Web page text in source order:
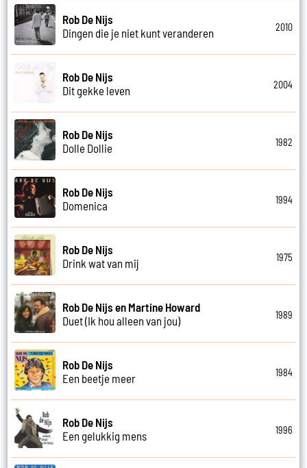
Rob De Nijs
Dingen die je niet kunt veranderen
2010
Rob De Nijs
Dit gekke leven
2004
Rob De Nijs
Dolle Dollie
1982
Rob De Nijs
Domenica
1994
Rob De Nijs
Drink wat van mij
1975
Rob De Nijs en Martine Howard
Duet (Ik hou alleen van jou)
1989
Rob De Nijs
Een beetje meer
1984
Rob De Nijs
Een gelukkig mens
1996